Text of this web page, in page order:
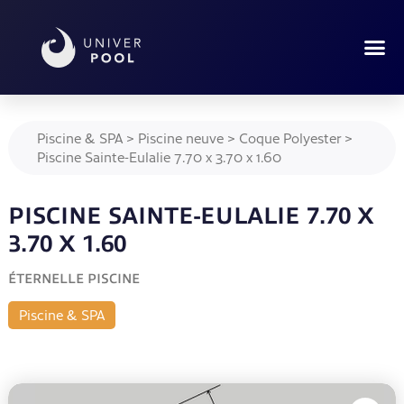
Piscine & SPA> Piscine neuve> Coque Polyester>
Piscine Sainte-Eulalie 7.70 x 3.70 x 1.60
PISCINE SAINTE-EULALIE 7.70 X
3.70 X 1.60
ÉTERNELLE PISCINE
Piscine & SPA